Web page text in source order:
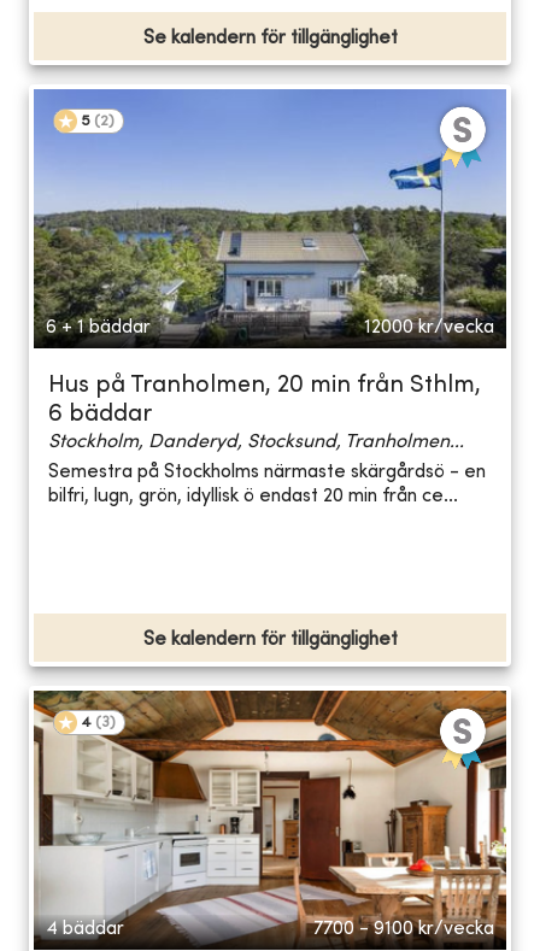
Se kalendern för tillgänglighet
5 (2)
6 + 1 bäddar 12000 kr/vecka
Hus på Tranholmen, 20 min från Sthlm,
6 bäddar
Stockholm, Danderyd, Stocksund, Tranholmen...
Semestra på Stockholms närmaste skärgårdsö - en
bilfri, lugn, grön, idyllisk ö endast 20 min från ce...
Se kalendern för tillgänglighet
4 (3)
4 bäddar 7700 - 9100 kr/vecka